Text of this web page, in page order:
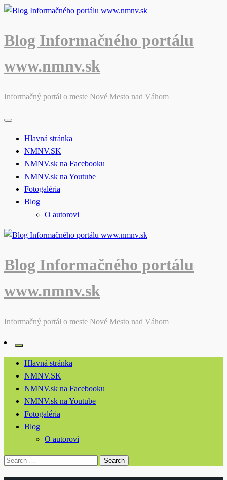
Skip
content
Blog Informačného portálu
www.nmnv.sk
Informačný portál o meste Nové Mesto nad Váhom
Hlavná stránka
NMNV.SK
NMNV.sk na Facebooku
NMNV.sk na Youtube
Fotogaléria
Blog
O autorovi
Blog Informačného portálu
www.nmnv.sk
Informačný portál o meste Nové Mesto nad Váhom
Hlavná stránka
NMNV.SK
NMNV.sk na Facebooku
NMNV.sk na Youtube
Fotogaléria
Blog
O autorovi
Search